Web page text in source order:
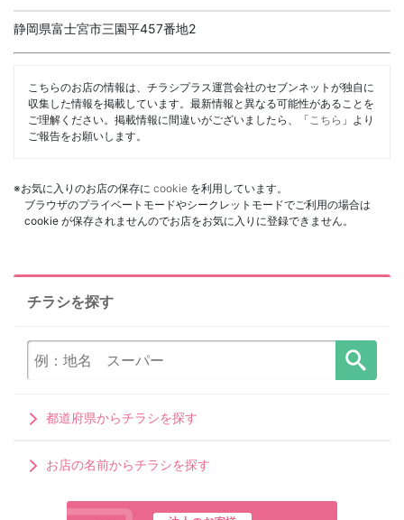
静岡県富士宮市三園平457番地2
こちらのお店の情報は、チラシプラス運営会社のセブンネットが独自に
収集した情報を掲載しています。最新情報と異なる可能性があることを
ご理解ください。掲載情報に間違いがございましたら、「 こちら 」より
ご報告をお願いします。
※お気に入りのお店の保存に cookie を利用しています。
ブラウザのプライベートモードやシークレットモードでご利用の場合は
cookie が保存されませんのでお店をお気に入りに登録できません。
チラシを探す
都道府県からチラシを探す
お店の名前からチラシを探す